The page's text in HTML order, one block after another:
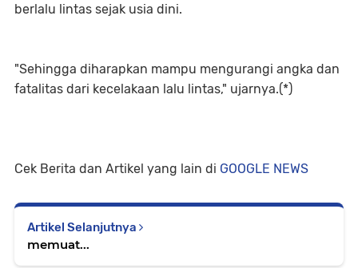
berlalu lintas sejak usia dini.
"Sehingga diharapkan mampu mengurangi angka dan
fatalitas dari kecelakaan lalu lintas," ujarnya.(*)
Cek Berita dan Artikel yang lain di GOOGLE NEWS
Artikel Selanjutnya
memuat...